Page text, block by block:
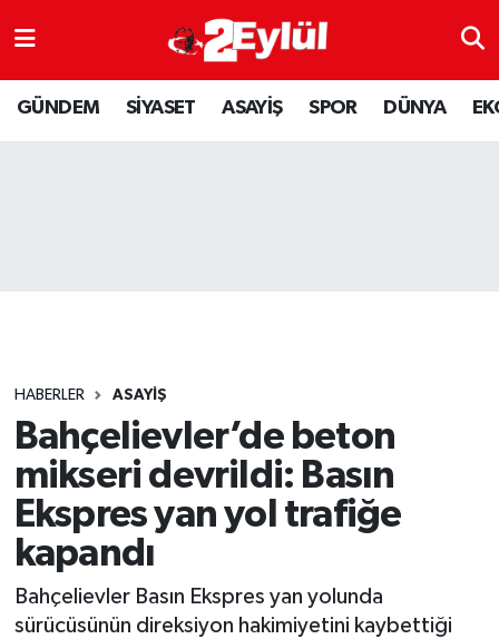
GÜNDEM SİYASET ASAYİŞ SPOR DÜNYA
HABERLER ASAYİŞ
Bahçelievler’de beton
mikseri devrildi: Basın
Ekspres yan yol trafiğe
kapandı
Bahçelievler Basın Ekspres yan yolunda
sürücüsünün direksiyon hakimiyetini kaybettiği
ASAYİŞ
DÜNYA
SPOR
YAŞAM
Nöbetçi Eczaneler
Hava Durumu
Son Dakika Haberleri
Haber Arşivi